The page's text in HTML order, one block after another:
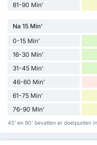
81-90 Min'
Na 15 Min'
0-15 Min'
16-30 Min'
31-45 Min'
46-60 Min'
61-75 Min'
76-90 Min'
45' en 90' bevatten er doelpunten